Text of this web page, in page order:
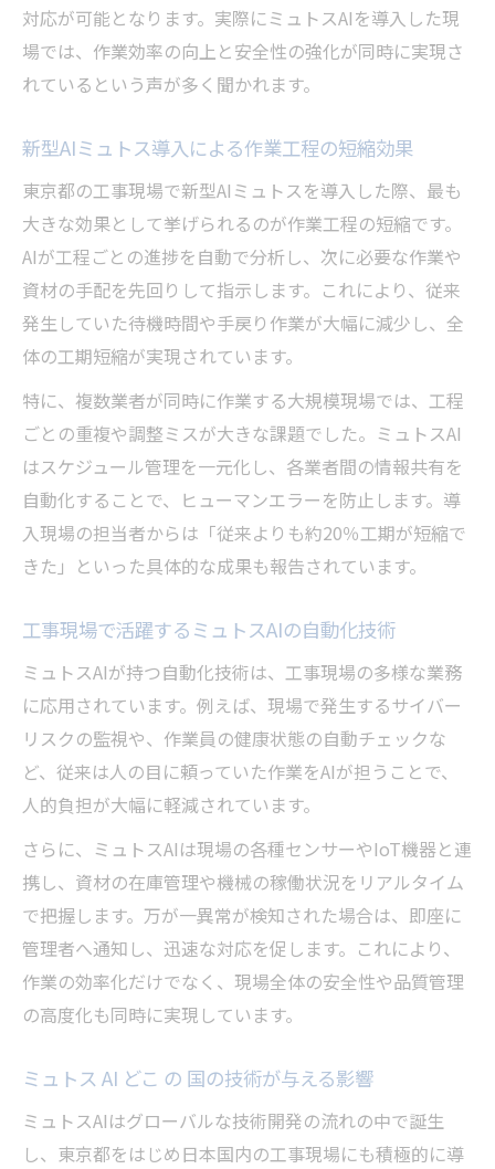
対応が可能となります。実際にミュトスAIを導入した現
場では、作業効率の向上と安全性の強化が同時に実現さ
れているという声が多く聞かれます。
新型AIミュトス導入による作業工程の短縮効果
東京都の工事現場で新型AIミュトスを導入した際、最も
大きな効果として挙げられるのが作業工程の短縮です。
AIが工程ごとの進捗を自動で分析し、次に必要な作業や
資材の手配を先回りして指示します。これにより、従来
発生していた待機時間や手戻り作業が大幅に減少し、全
体の工期短縮が実現されています。
特に、複数業者が同時に作業する大規模現場では、工程
ごとの重複や調整ミスが大きな課題でした。ミュトスAI
はスケジュール管理を一元化し、各業者間の情報共有を
自動化することで、ヒューマンエラーを防止します。導
入現場の担当者からは「従来よりも約20％工期が短縮で
きた」といった具体的な成果も報告されています。
工事現場で活躍するミュトスAIの自動化技術
ミュトスAIが持つ自動化技術は、工事現場の多様な業務
に応用されています。例えば、現場で発生するサイバー
リスクの監視や、作業員の健康状態の自動チェックな
ど、従来は人の目に頼っていた作業をAIが担うことで、
人的負担が大幅に軽減されています。
さらに、ミュトスAIは現場の各種センサーやIoT機器と連
携し、資材の在庫管理や機械の稼働状況をリアルタイム
で把握します。万が一異常が検知された場合は、即座に
管理者へ通知し、迅速な対応を促します。これにより、
作業の効率化だけでなく、現場全体の安全性や品質管理
の高度化も同時に実現しています。
ミュトス AI どこ の 国の技術が与える影響
ミュトスAIはグローバルな技術開発の流れの中で誕生
し、東京都をはじめ日本国内の工事現場にも積極的に導